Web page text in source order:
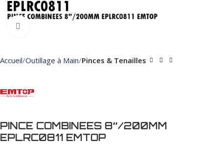
Accueil Outillage à Main Pinces & Tenailles
PINCE COMBINEES 8″/200MM
EPLRC0811 EMTOP